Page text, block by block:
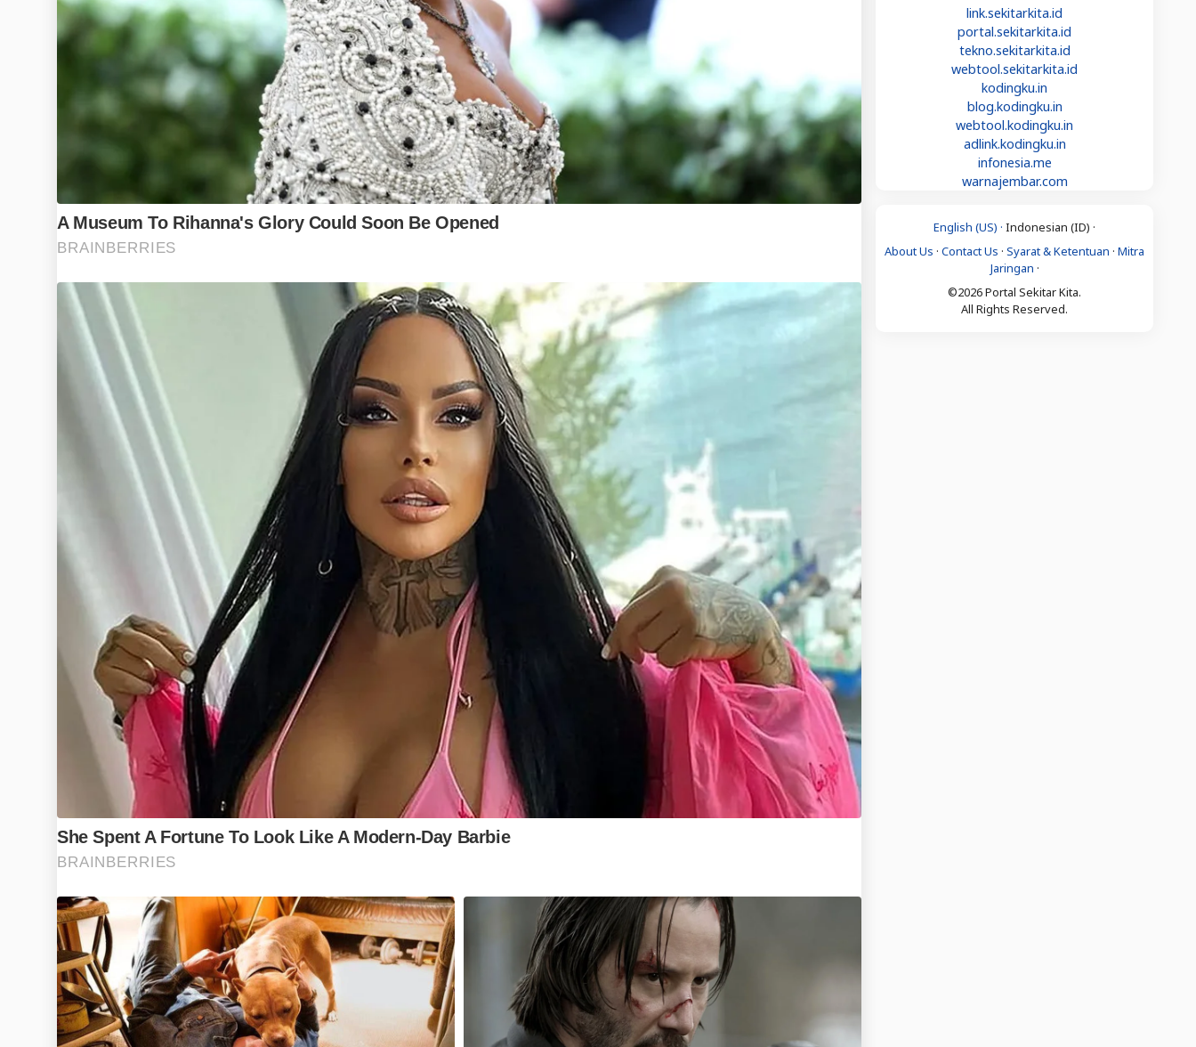
link.sekitarkita.id
portal.sekitarkita.id
tekno.sekitarkita.id
webtool.sekitarkita.id
kodingku.in
blog.kodingku.in
webtool.kodingku.in
adlink.kodingku.in
infonesia.me
warnajembar.com
English (US) · Indonesian (ID) ·
About Us · Contact Us · Syarat & Ketentuan · Mitra
Jaringan ·
©2026 Portal Sekitar Kita.
All Rights Reserved.